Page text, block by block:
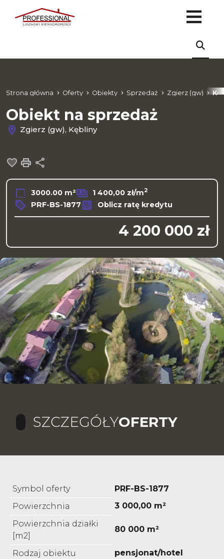
Strona główna Oferty Obiekty Sprzedaż Zgierz (gw)
Obiekt na sprzedaż
Zgierz (gw), Kębliny
Dodaj do ulubionych
Drukuj
3000.00 m² 1 400,00 zł/m2
PRF-BS-1877 Oblicz ratę kredytu
4 200 000 zł
SZCZEGÓŁYOFERTY
Symbol oferty
PRF-BS-1877
Powierzchnia
3 000,00 m²
Powierzchnia działki
[m2]
80 000 m²
Rodzaj obiektu
pensjonat/hotel